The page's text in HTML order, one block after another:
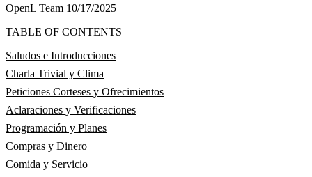
OpenL Team 10/17/2025
TABLE OF CONTENTS
Saludos e Introducciones
Charla Trivial y Clima
Peticiones Corteses y Ofrecimientos
Aclaraciones y Verificaciones
Programación y Planes
Compras y Dinero
Comida y Servicio